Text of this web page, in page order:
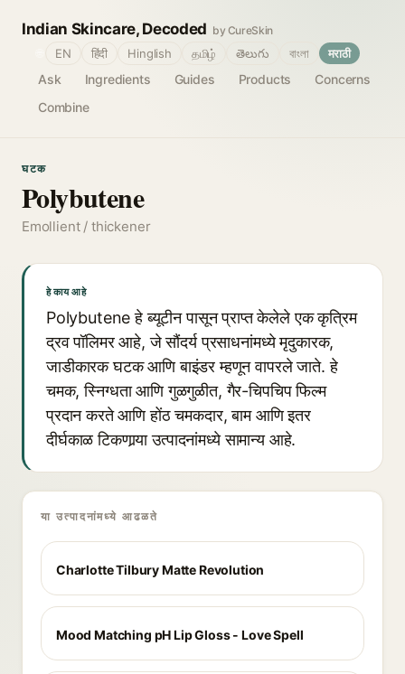
Indian Skincare, Decoded by CureSkin
Ask Ingredients Guides Products
Concerns
Combine
EN हिंदी Hinglish தமிழ் తెలుగు বাংলা मराठी
घटक
Polybutene
Emollient / thickener
हे काय आहे
Polybutene हे ब्यूटीन पासून प्राप्त केलेले एक कृत्रिम
द्रव पॉलिमर आहे, जे सौंदर्य प्रसाधनांमध्ये मृदुकारक,
जाडीकारक घटक आणि बाइंडर म्हणून वापरले जाते. हे
चमक, स्निग्धता आणि गुळगुळीत, गैर-चिपचिप फिल्म
प्रदान करते आणि होंठ चमकदार, बाम आणि इतर
दीर्घकाळ टिकणार्‍या उत्पादनांमध्ये सामान्य आहे.
या उत्पादनांमध्ये आढळते
Charlotte Tilbury Matte Revolution
Mood Matching pH Lip Gloss - Love Spell